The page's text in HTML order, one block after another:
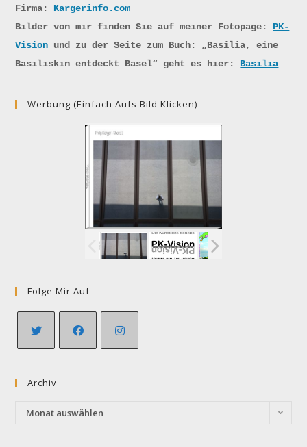
Firma: Kargerinfo.com
Bilder von mir finden Sie auf meiner Fotopage: PK-
Vision und zu der Seite zum Buch: „Basilia, eine
Basiliskin entdeckt Basel“ geht es hier: Basilia
Werbung (einfach Aufs Bild Klicken)
Folge Mir Auf
a
new
new
new
Archiv
Archiv
Monat auswählen